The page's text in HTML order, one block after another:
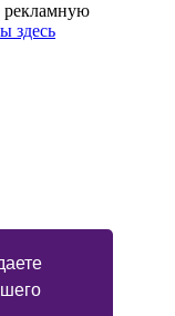
рекламную
здесь